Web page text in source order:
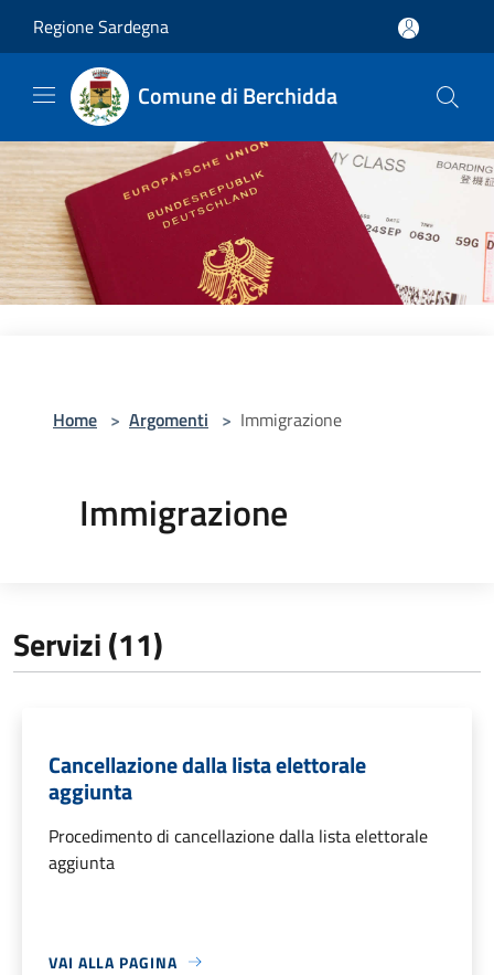
Regione Sardegna
Comune di Berchidda
Home > Argomenti > Immigrazione
Immigrazione
Servizi (11)
Cancellazione dalla lista elettorale
aggiunta
Procedimento di cancellazione dalla lista elettorale
aggiunta
VAI ALLA PAGINA